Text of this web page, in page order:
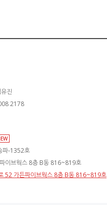
진
2178
파-1352호
이브웍스 8층 B동 816~819호
52 가든파이브웍스 8층 B동 816~819호